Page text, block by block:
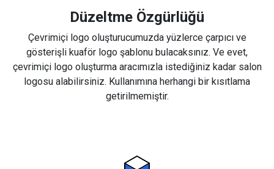
Düzeltme Özgürlüğü
Çevrimiçi logo oluşturucumuzda yüzlerce çarpıcı ve
gösterişli kuaför logo şablonu bulacaksınız. Ve evet,
çevrimiçi logo oluşturma aracımızla istediğiniz kadar salon
logosu alabilirsiniz. Kullanımına herhangi bir kısıtlama
getirilmemiştir.